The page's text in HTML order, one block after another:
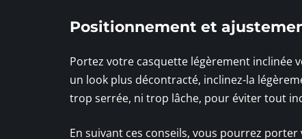
Positionnement et
Portez votre casquette légèrement inclinée
un look plus décontracté, inclinez-la
trop serrée, ni trop lâche, pour éviter tout
En suivant ces conseils, vous pourrez